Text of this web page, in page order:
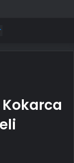
kaybetti
Kokarca